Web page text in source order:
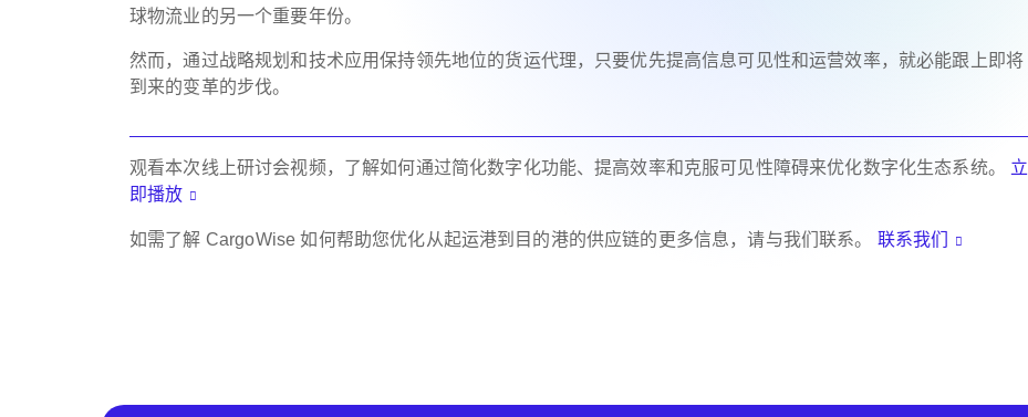
球物流业的另一个重要年份。
然而，通过战略规划和技术应用保持领先地位的货运代理，只要优先提高信息可见性和运营效率，就必能跟上即将
到来的变革的步伐。
观看本次线上研讨会视频，了解如何通过简化数字化功能、提高效率和克服可见性障碍来优化数字化生态系统。
立
即播放
如需了解 CargoWise 如何帮助您优化从起运港到目的港的供应链的更多信息，请与我们联系。 联系我们